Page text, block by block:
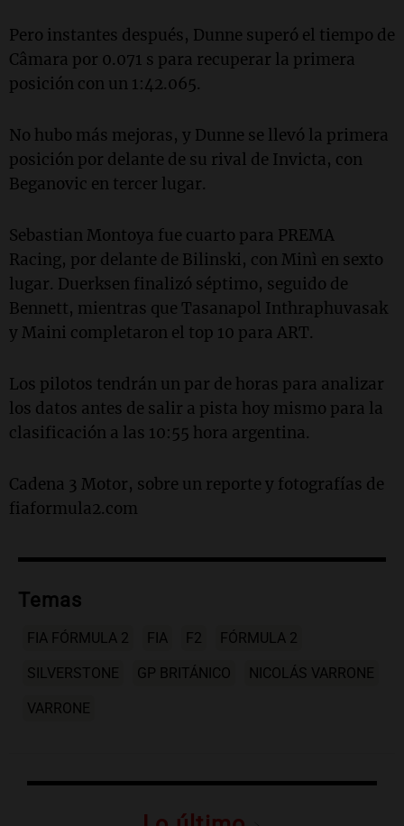
Pero instantes después, Dunne superó el tiempo de
Câmara por 0.071 s para recuperar la primera
posición con un 1:42.065.
No hubo más mejoras, y Dunne se llevó la primera
posición por delante de su rival de Invicta, con
Beganovic en tercer lugar.
Sebastian Montoya fue cuarto para PREMA
Racing, por delante de Bilinski, con Minì en sexto
lugar. Duerksen finalizó séptimo, seguido de
Bennett, mientras que Tasanapol Inthraphuvasak
y Maini completaron el top 10 para ART.
Los pilotos tendrán un par de horas para analizar
los datos antes de salir a pista hoy mismo para la
clasificación a las 10:55 hora argentina.
Cadena 3 Motor, sobre un reporte y fotografías de
fiaformula2.com
Temas
FIA FÓRMULA 2 FIA F2 FÓRMULA 2
SILVERSTONE GP BRITÁNICO NICOLÁS VARRONE
VARRONE